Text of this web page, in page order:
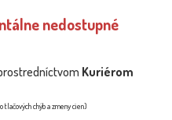
nedostupné
Kuriérom
tlačových chýb a zmeny cien)